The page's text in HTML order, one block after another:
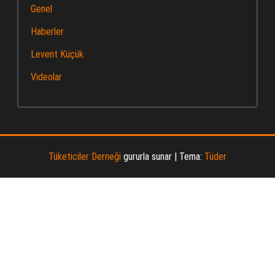
Genel
Haberler
Levent Küçük
Videolar
Tüketiciler Derneği gururla sunar | Tema: Tüder